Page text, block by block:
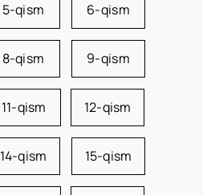
5-qism 6-qism
8-qism 9-qism
11-qism 12-qism
14-qism 15-qism